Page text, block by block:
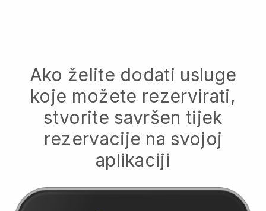
Ako želite dodati usluge
koje možete rezervirati,
stvorite savršen tijek
rezervacije na svojoj
aplikaciji